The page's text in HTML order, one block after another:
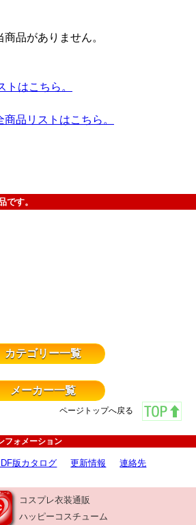
商品がありません。
トはこちら。
品リストはこちら。
です。
カテゴリー一覧
メーカー一覧
ページトップへ戻る
フォメーション
版カタログ 更新情報 連絡先
コスプレ衣装通販
ハッピーコスチューム